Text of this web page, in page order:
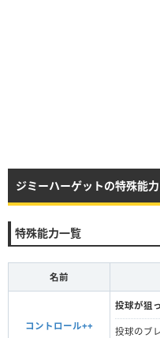
ジミーハーゲットの特殊能力
特殊能力一覧
名前
コントロール++
投球が狙
投球のブ